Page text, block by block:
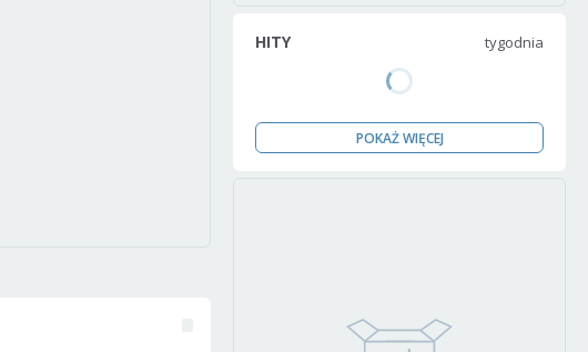
HITY tygodnia
POKAŻ WIĘCEJ